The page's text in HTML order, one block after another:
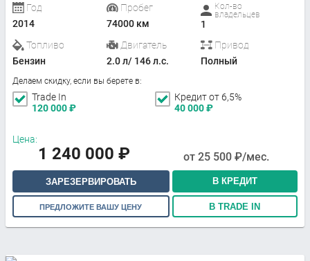
Год
2014
Пробег
74000 км
Кол-во
владельцев
1
Топливо
Бензин
Двигатель
2.0 л/ 146 л.с.
Привод
Полный
Делаем скидку, если вы берете в:
Trade In
120 000₽
Кредит от 6,5%
40 000₽
Цена:
1 240 000 ₽ от 25 500 ₽/мес.
ЗАРЕЗЕРВИРОВАТЬ В КРЕДИТ
ПРЕДЛОЖИТЕ ВАШУ ЦЕНУ В TRADE IN